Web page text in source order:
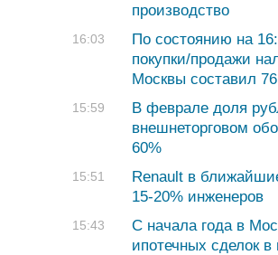
производство
16:03
По состоянию на
покупки/продажи
Москвы составил
15:59
В феврале доля
внешнеторговом
60%
15:51
Renault в
15-20% инженеров
15:43
С начала года в
ипотечных сделок